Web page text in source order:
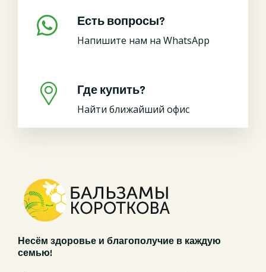
Есть вопросы?
Напишите нам на WhatsApp
Где купить?
Найти ближайший офис
Несём здоровье и благополучие в каждую
семью!